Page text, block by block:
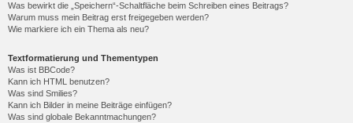
Was bewirkt die „Speichern“-Schaltfläche beim Schreiben eines Beitrags?
Warum muss mein Beitrag erst freigegeben werden?
Wie markiere ich ein Thema als neu?
Textformatierung und Thementypen
Was ist BBCode?
Kann ich HTML benutzen?
Was sind Smilies?
Kann ich Bilder in meine Beiträge einfügen?
Was sind globale Bekanntmachungen?